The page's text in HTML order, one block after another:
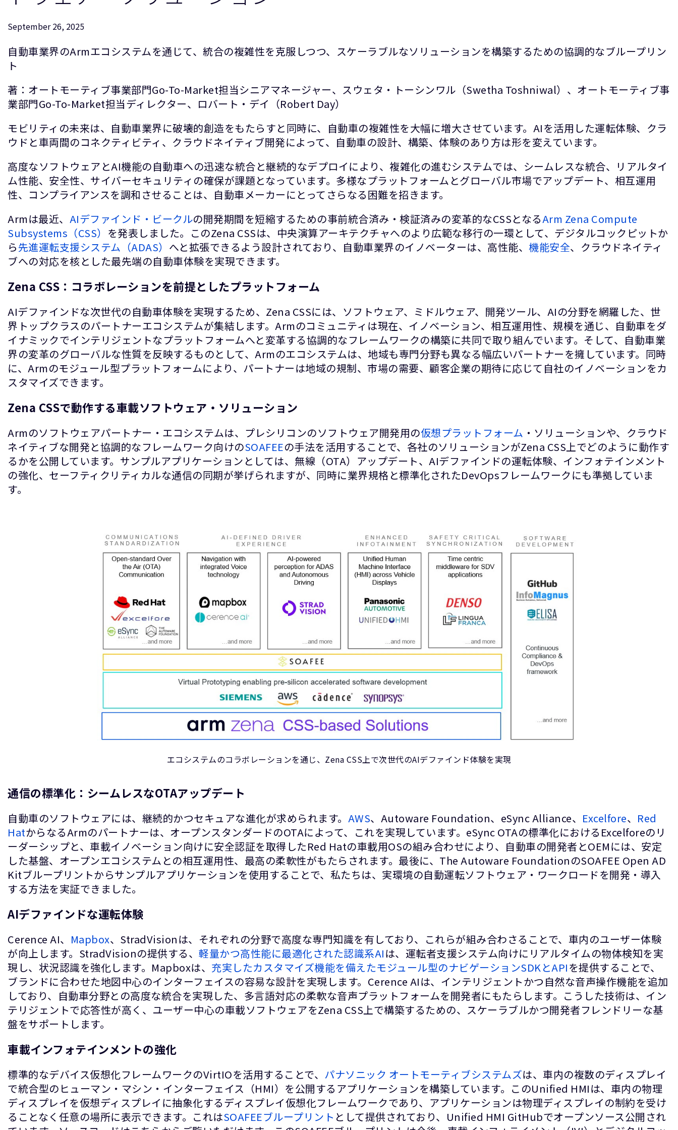
September 26, 2025
自動車業界のArmエコシステムを通じて、統合の複雑性を克服しつつ、スケーラブルなソリューションを構築するための協調的なブループリン
ト
著：オートモーティブ事業部門Go-To-Market担当シニアマネージャー、スウェタ・トーシンワル（Swetha Toshniwal）、オートモーティブ事
業部門Go-To-Market担当ディレクター、ロバート・デイ（Robert Day）
モビリティの未来は、自動車業界に破壊的創造をもたらすと同時に、自動車の複雑性を大幅に増大させています。AIを活用した運転体験、クラ
ウドと車両間のコネクティビティ、クラウドネイティブ開発によって、自動車の設計、構築、体験のあり方は形を変えています。
高度なソフトウェアとAI機能の自動車への迅速な統合と継続的なデプロイにより、複雑化の進むシステムでは、シームレスな統合、リアルタイ
ム性能、安全性、サイバーセキュリティの確保が課題となっています。多様なプラットフォームとグローバル市場でアップデート、相互運用
性、コンプライアンスを調和させることは、自動車メーカーにとってさらなる困難を招きます。
Armは最近、 AIデファインド・ビークルの開発期間を短縮するための事前統合済み・検証済みの変革的なCSSとなるArm Zena Compute
Subsystems（CSS） を発表しました。このZena CSSは、中央演算アーキテクチャへのより広範な移行の一環として、デジタルコックピットか
ら先進運転支援システム（ADAS） へと拡張できるよう設計されており、自動車業界のイノベーターは、高性能、 機能安全、クラウドネイティ
ブへの対応を核とした最先端の自動車体験を実現できます。
Zena CSS：コラボレーションを前提としたプラットフォーム
AIデファインドな次世代の自動車体験を実現するため、Zena CSSには、ソフトウェア、ミドルウェア、開発ツール、AIの分野を網羅した、世
界トップクラスのパートナーエコシステムが集結します。Armのコミュニティは現在、イノベーション、相互運用性、規模を通じ、自動車をダ
イナミックでインテリジェントなプラットフォームへと変革する協調的なフレームワークの構築に共同で取り組んでいます。そして、自動車業
界の変革のグローバルな性質を反映するものとして、Armのエコシステムは、地域も専門分野も異なる幅広いパートナーを擁しています。同時
に、Armのモジュール型プラットフォームにより、パートナーは地域の規制、市場の需要、顧客企業の期待に応じて自社のイノベーションをカ
スタマイズできます。
Zena CSSで動作する車載ソフトウェア・ソリューション
Armのソフトウェアパートナー・エコシステムは、プレシリコンのソフトウェア開発用の仮想プラットフォーム ・ソリューションや、クラウド
ネイティブな開発と協調的なフレームワーク向けのSOAFEEの手法を活用することで、各社のソリューションがZena CSS上でどのように動作す
るかを公開しています。サンプルアプリケーションとしては、無線（OTA）アップデート、AIデファインドの運転体験、インフォテインメント
の強化、セーフティクリティカルな通信の同期が挙げられますが、同時に業界規格と標準化されたDevOpsフレームワークにも準拠していま
す。
エコシステムのコラボレーションを通じ、Zena CSS上で次世代のAIデファインド体験を実現
通信の標準化：シームレスなOTAアップデート
自動車のソフトウェアには、継続的かつセキュアな進化が求められます。 AWS、Autoware Foundation、eSync Alliance、 Excelfore、 Red
HatからなるArmのパートナーは、オープンスタンダードのOTAによって、これを実現しています。eSync OTAの標準化におけるExcelforeのリ
ーダーシップと、車載イノベーション向けに安全認証を取得したRed Hatの車載用OSの組み合わせにより、自動車の開発者とOEMには、安定
した基盤、オープンエコシステムとの相互運用性、最高の柔軟性がもたらされます。最後に、The Autoware FoundationのSOAFEE Open AD
Kitブループリントからサンプルアプリケーションを使用することで、私たちは、実環境の自動運転ソフトウェア・ワークロードを開発・導入
する方法を実証できました。
AIデファインドな運転体験
Cerence AI、 Mapbox、StradVisionは、それぞれの分野で高度な専門知識を有しており、これらが組み合わさることで、車内のユーザー体験
が向上します。StradVisionの提供する、 軽量かつ高性能に最適化された認識系AIは、運転者支援システム向けにリアルタイムの物体検知を実
現し、状況認識を強化します。Mapboxは、 充実したカスタマイズ機能を備えたモジュール型のナビゲーションSDKとAPIを提供することで、
ブランドに合わせた地図中心のインターフェイスの容易な設計を実現します。Cerence AIは、インテリジェントかつ自然な音声操作機能を追加
しており、自動車分野との高度な統合を実現した、多言語対応の柔軟な音声プラットフォームを開発者にもたらします。こうした技術は、イン
テリジェントで応答性が高く、ユーザー中心の車載ソフトウェアをZena CSS上で構築するための、スケーラブルかつ開発者フレンドリーな基
盤をサポートします。
車載インフォテインメントの強化
標準的なデバイス仮想化フレームワークのVirtIOを活用することで、 パナソニック オートモーティブシステムズは、車内の複数のディスプレイ
で統合型のヒューマン・マシン・インターフェイス（HMI）を公開するアプリケーションを構築しています。このUnified HMIは、車内の物理
ディスプレイを仮想ディスプレイに抽象化するディスプレイ仮想化フレームワークであり、アプリケーションは物理ディスプレイの制約を受け
ることなく任意の場所に表示できます。これはSOAFEEブループリント として提供されており、Unified HMI GitHubでオープンソース公開され